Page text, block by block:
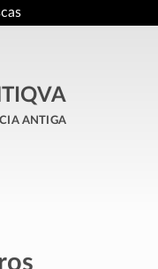
antiga